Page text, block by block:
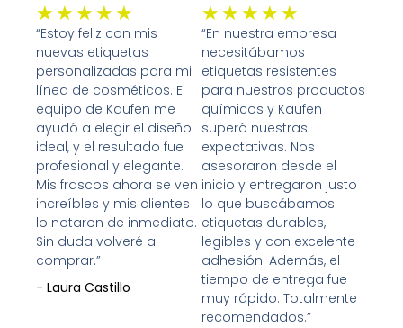
★ ★ ★ ★ ★ Valorado
con
5
de
5
“Estoy feliz con mis
nuevas etiquetas
personalizadas para mi
línea de cosméticos. El
equipo de Kaufen me
ayudó a elegir el diseño
ideal, y el resultado fue
profesional y elegante.
Mis frascos ahora se ven
increíbles y mis clientes
lo notaron de inmediato.
Sin duda volveré a
comprar.”
- Laura Castillo
★ ★ ★ ★ ★
con
5
de
5
“En nuestra empresa
necesitábamos
etiquetas resistentes
para nuestros productos
químicos y Kaufen
superó nuestras
expectativas. Nos
asesoraron desde el
inicio y entregaron justo
lo que buscábamos:
etiquetas durables,
legibles y con excelente
adhesión. Además, el
tiempo de entrega fue
muy rápido. Totalmente
recomendados.”